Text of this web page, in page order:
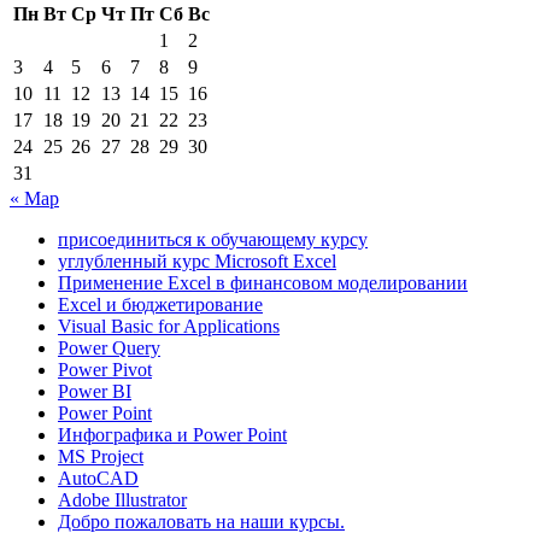
Пн Вт Ср Чт Пт Сб Вс
1
2
3
4 5 6 7 8
9
10 11 12 13 14 15 16
17 18 19 20 21 22 23
24 25 26 27 28 29 30
31
« Мар
присоединиться к обучающему курсу
углубленный курс Microsoft Excel
Применение Excel в финансовом моделировании
Excel и бюджетирование
Visual Basic for Applications
Power Query
Power Pivot
Power BI
Power Point
Инфографика и Power Point
MS Project
AutoCAD
Adobe Illustrator
Добро пожаловать на наши курсы.